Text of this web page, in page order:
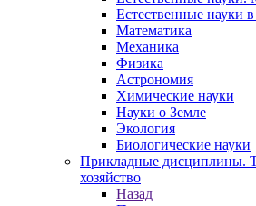
Естественные науки
Математика
Механика
Физика
Астрономия
Химические науки
Науки о Земле
Экология
Биологические науки
Прикладные дисциплины.
хозяйство
Назад